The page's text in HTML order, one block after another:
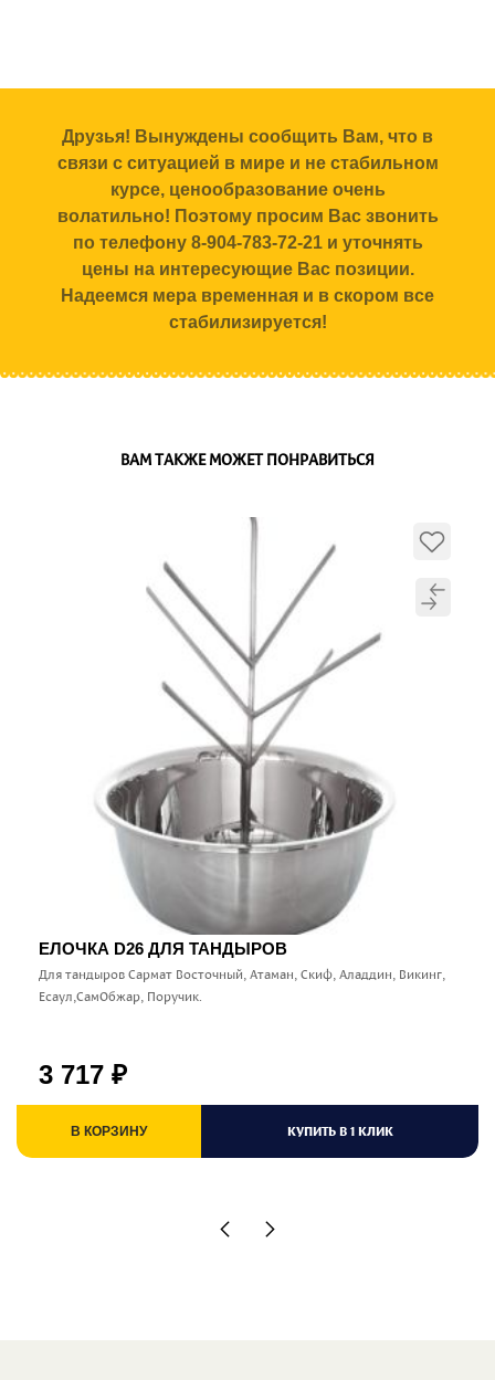
Друзья! Вынуждены сообщить Вам, что в
связи с ситуацией в мире и не стабильном
курсе, ценообразование очень
волатильно! Поэтому просим Вас звонить
по телефону 8-904-783-72-21 и уточнять
цены на интересующие Вас позиции.
Надеемся мера временная и в скором все
стабилизируется!
ВАМ ТАКЖЕ МОЖЕТ ПОНРАВИТЬСЯ
ЕЛОЧКА D26 ДЛЯ ТАНДЫРОВ
Для тандыров Сармат Восточный, Атаман, Скиф, Аладдин, Викинг,
Есаул,СамОбжар, Поручик.
3 717 ₽
В КОРЗИНУ КУПИТЬ В 1 КЛИК